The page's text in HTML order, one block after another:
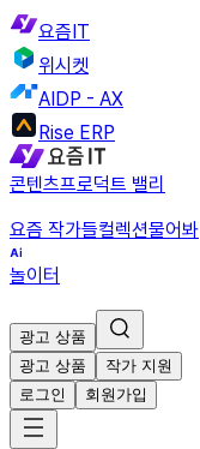
요즘IT
위시켓
AIDP - AX
Rise ERP
콘텐츠프로덕트 밸리
요즘 작가들컬렉션물어봐
놀이터
광고 상품
광고 상품
작가 지원
로그인
회원가입